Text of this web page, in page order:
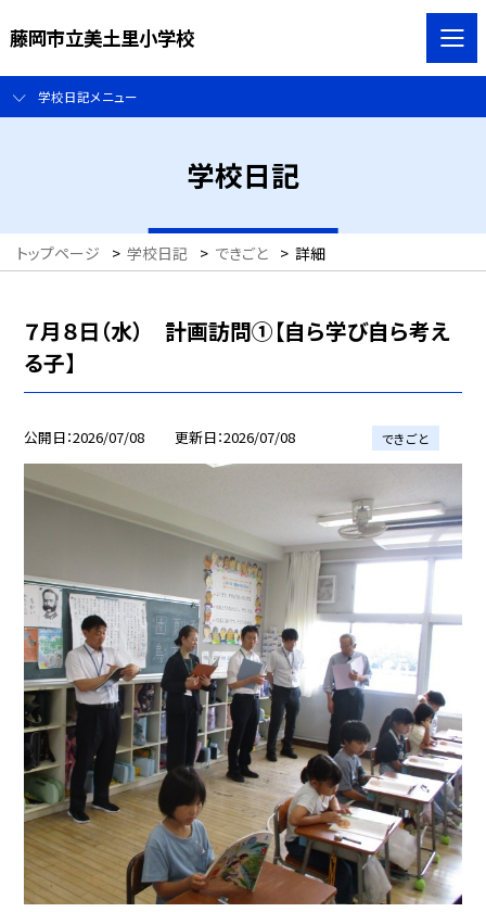
藤岡市立美土里小学校
学校日記メニュー
学校日記
トップページ > 学校日記 > できごと > 詳細
７月８日（水） 計画訪問①【自ら学び自ら考え
る子】
公開日 2026/07/08 更新日 2026/07/08 できごと